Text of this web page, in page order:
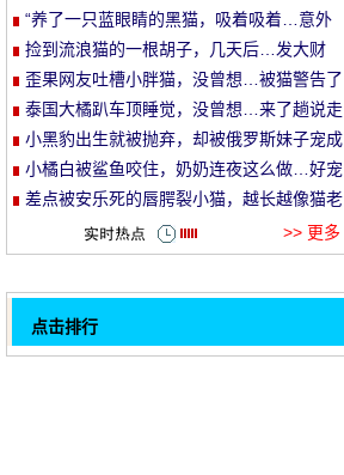
et
家里…”
“养了一只蓝眼睛的黑猫，吸着吸着…意外
发生了！”
捡到流浪猫的一根胡子，几天后…发大财
了！
歪果网友吐槽小胖猫，没曾想…被猫警告了
哈哈哈
泰国大橘趴车顶睡觉，没曾想…来了趟说走
就走的旅行哈哈哈！
小黑豹出生就被抛弃，却被俄罗斯妹子宠成
了铁憨憨！
小橘白被鲨鱼咬住，奶奶连夜这么做…好宠
溺！
差点被安乐死的唇腭裂小猫，越长越像猫老
>> 更多
点击排行